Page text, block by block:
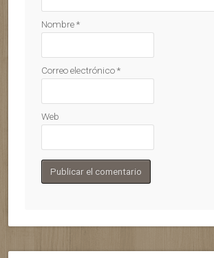
Nombre*
Correo electrónico*
Web